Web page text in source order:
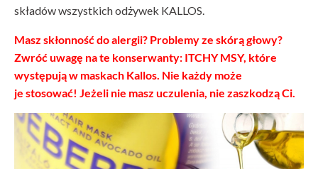
składów wszystkich odżywek KALLOS.
Masz skłonność do alergii? Problemy ze skórą głowy?
Zwróć uwagę na te konserwanty: ITCHY MSY, które
występują w maskach Kallos. Nie każdy może
je stosować! Jeżeli nie masz uczulenia, nie zaszkodzą Ci.